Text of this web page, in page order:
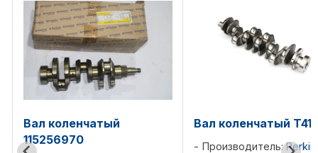
Вал коленчатый T411539
Производитель:
Вал коленчатый
Производитель: